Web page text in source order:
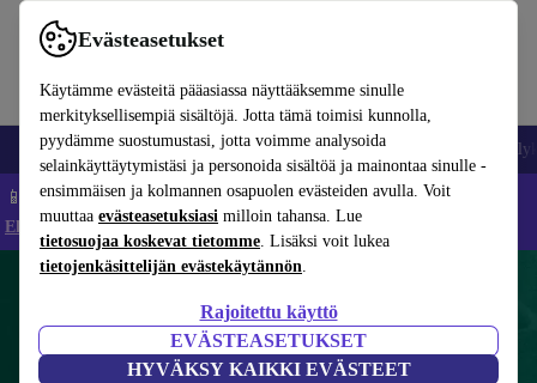
Evästeasetukset
Käytämme evästeitä pääasiassa näyttääksemme sinulle
merkityksellisempiä sisältöjä. Jotta tämä toimisi kunnolla,
pyydämme suostumustasi, jotta voimme analysoida
selainkäyttäytymistäsi ja personoida sisältöä ja mainontaa sinulle -
ensimmäisen ja kolmannen osapuolen evästeiden avulla. Voit
muuttaa evästeasetuksiasi milloin tahansa. Lue
tietosuojaa koskevat tietomme. Lisäksi voit lukea
tietojenkäsittelijän evästekäytännön.
Rajoitettu käyttö
EVÄSTEASETUKSET
HYVÄKSY KAIKKI EVÄSTEET
Matkapuhelimet ja älypuhelimet Kannettavat tietokoneet
📱 Säästä 5 % LISÄÄ iPhoneista – Koodi: IPHONEDEAL –
Ehdot ja säännöt
Kunnostettuja tuotteita vähintään 12
kuukauden takuulla